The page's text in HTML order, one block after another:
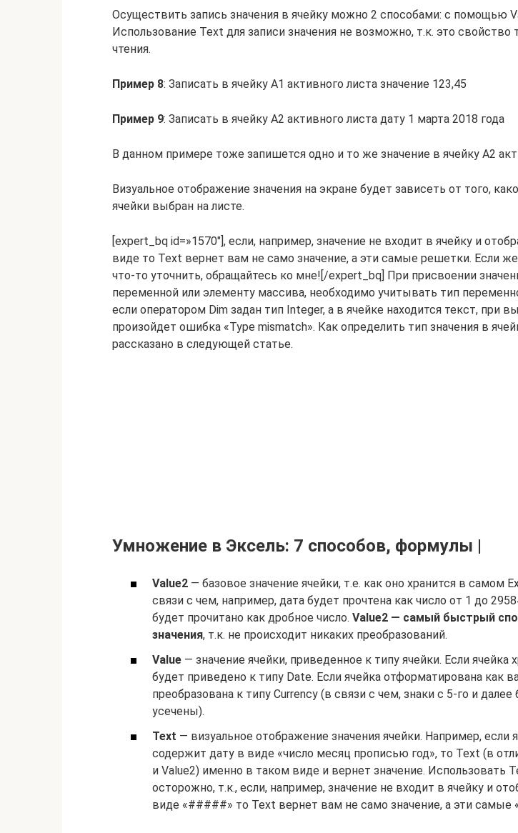
Осуществить запись значения в ячейку можно 2 способами: с помощью
Использование Text для записи значения не возможно, т.к. это свойство
чтения.
Пример 8: Записать в ячейку A1 активного листа значение 123,45
Пример 9: Записать в ячейку A2 активного листа дату 1 марта 2018 года
В данном примере тоже запишется одно и то же значение в ячейку A2
Визуальное отображение значения на экране будет зависеть от того,
ячейки выбран на листе.
[expert_bq id=»1570″], если, например, значение не входит в ячейку и
виде то Text вернет вам не само значение, а эти самые решетки. Если
что-то уточнить, обращайтесь ко мне![/expert_bq] При присвоении
переменной или элементу массива, необходимо учитывать тип
если оператором Dim задан тип Integer, а в ячейке находится текст, при
произойдет ошибка «Type mismatch». Как определить тип значения в
рассказано в следующей статье.
Умножение в Эксель: 7 способов, формулы |
Value2 — базовое значение ячейки, т.е. как оно хранится в самом
связи с чем, например, дата будет прочтена как число от 1 до
будет прочитано как дробное число. Value2 — самый быстрый
значения, т.к. не происходит никаких преобразований.
Value — значение ячейки, приведенное к типу ячейки. Если ячейка
будет приведено к типу Date. Если ячейка отформатирована как
преобразована к типу Currency (в связи с чем, знаки с 5-го и далее
усечены).
Text — визуальное отображение значения ячейки. Например, если
содержит дату в виде «число месяц прописью год», то Text (в
и Value2) именно в таком виде и вернет значение. Использовать
осторожно, т.к., если, например, значение не входит в ячейку и
виде «#####» то Text вернет вам не само значение, а эти самые